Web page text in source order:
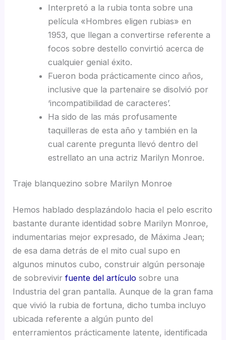
Interpretó a la rubia tonta sobre una
película «Hombres eligen rubias» en
1953, que llegan a convertirse referente a
focos sobre destello convirtió acerca de
cualquier genial éxito.
Fueron boda prácticamente cinco años,
inclusive que la partenaire se disolvió por
‘incompatibilidad de caracteres’.
Ha sido de las más profusamente
taquilleras de esta año y también en la
cual carente pregunta llevó dentro del
estrellato an una actriz Marilyn Monroe.
Traje blanquezino sobre Marilyn Monroe
Hemos hablado desplazándolo hacia el pelo escrito
bastante durante identidad sobre Marilyn Monroe,
indumentarias mejor expresado, de Máxima Jean;
de esa dama detrás de el mito cual supo en
algunos minutos cubo, construir algún personaje
de sobrevivirfuente del artículo sobre una
Industria del gran pantalla. Aunque de la gran fama
que vivió la rubia de fortuna, dicho tumba incluyo
ubicada referente a algún punto del
enterramientos prácticamente latente, identificada